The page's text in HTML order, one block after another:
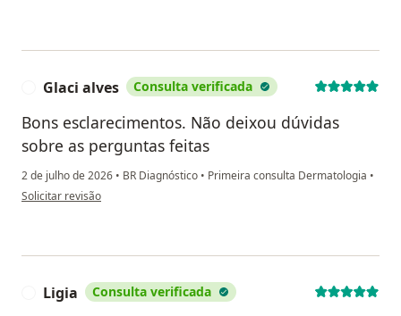
Glaci alves Consulta verificada
Bons esclarecimentos. Não deixou dúvidas
sobre as perguntas feitas
2 de julho de 2026 • BR Diagnóstico • Primeira consulta Dermatologia •
na opinião do utilizador Glaci alves
Solicitar revisão
Ligia Consulta verificada